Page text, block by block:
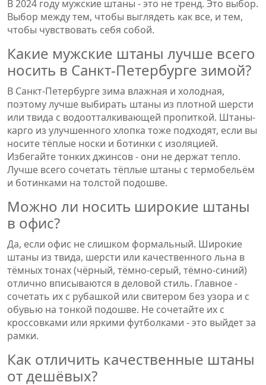
В 2024 году мужские штаны - это не тренд. Это выбор.
Выбор между тем, чтобы выглядеть как все, и тем,
чтобы чувствовать себя собой.
Какие мужские штаны лучше всего
носить в Санкт-Петербурге зимой?
В Санкт-Петербурге зима влажная и холодная,
поэтому лучше выбирать штаны из плотной шерсти
или твида с водоотталкивающей пропиткой. Штаны-
карго из улучшенного хлопка тоже подходят, если вы
носите тёплые носки и ботинки с изоляцией.
Избегайте тонких джинсов - они не держат тепло.
Лучше всего сочетать тёплые штаны с термобельём
и ботинками на толстой подошве.
Можно ли носить широкие штаны
в офис?
Да, если офис не слишком формальный. Широкие
штаны из твида, шерсти или качественного льна в
тёмных тонах (чёрный, тёмно-серый, тёмно-синий)
отлично вписываются в деловой стиль. Главное -
сочетать их с рубашкой или свитером без узора и с
обувью на тонкой подошве. Не сочетайте их с
кроссовками или яркими футболками - это выйдет за
рамки.
Как отличить качественные штаны
от дешёвых?